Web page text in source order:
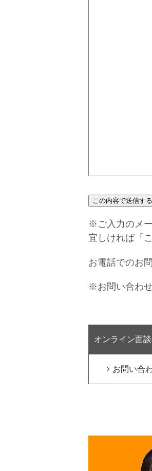
※ご入力のメ
宜しければ「
お電話でのお
※お問い合わ
オンライン面
お問い合